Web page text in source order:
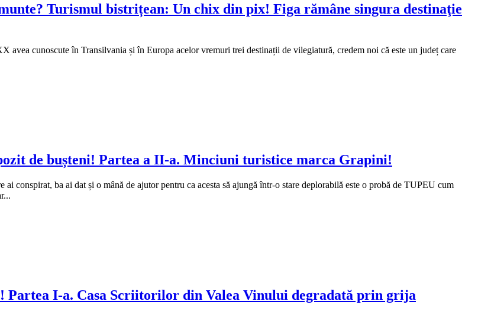
Turismul bistrițean: Un chix din pix! Figa rămâne singura destinaţie
cunoscute în Transilvania și în Europa acelor vremuri trei destinații de vilegiatură, credem noi că este un județ care
de bușteni! Partea a II-a. Minciuni turistice marca Grapini!
conspirat, ba ai dat și o mână de ajutor pentru ca acesta să ajungă într-o stare deplorabilă este o probă de TUPEU cum
I-a. Casa Scriitorilor din Valea Vinului degradată prin grija